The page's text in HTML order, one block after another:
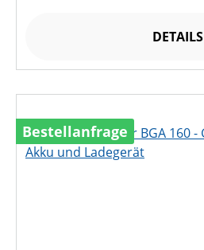
DETAILS
Bestellanfrage